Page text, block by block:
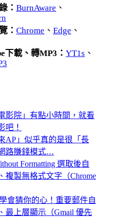
： BurnAware 、
： Chrome 、 Edge 、
下載、轉MP3： YT1s 、
影院」有點小時間，就看
吧！
AP」似乎真的是很「長
路賺錢模式…
Formatting 選取後自
複製無格式文字（Chrome
會猜你的心！重要郵件自
最上層顯示（Gmail 優先